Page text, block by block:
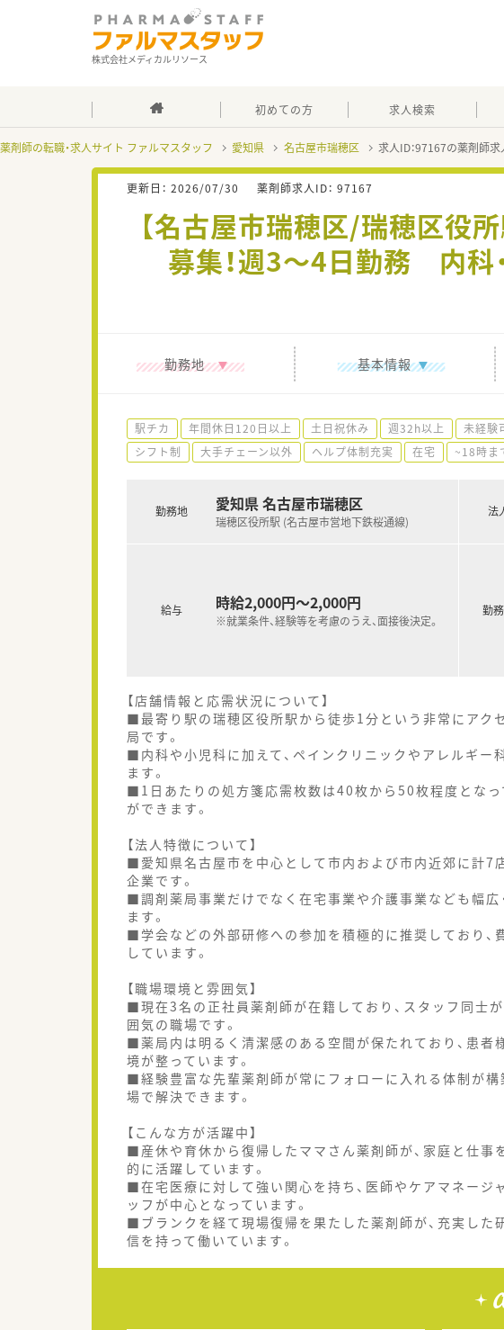
株式会社メディカルリソース
初めての方 求人検索
薬剤師の転職・求人サイト ファルマスタッフ 愛知県 名古屋市瑞穂区 求人ID：97167の薬剤師求
更新日： 2026/07/30 薬剤師求人ID： 97167
【名古屋市瑞穂区/瑞穂区役
募集！週3～4日勤務 内
勤務地 基本情報
駅チカ 年間休日120日以上 土日祝休み 週32h以上 未経験
シフト制
大手チェーン以外 ヘルプ体制充実 在宅 ~18時ま
勤務地 愛知県 名古屋市瑞穂区
瑞穂区役所駅 (名古屋市営地下鉄桜通線)
給与 時給2,000円～2,000円
※就業条件、経験等を考慮のうえ、面接後決定。
法
勤
【店舗情報と応需状況について】
■最寄り駅の瑞穂区役所駅から徒歩1分という非常にアク
局です。
■内科や小児科に加えて、ペインクリニックやアレルギー
ます。
■1日あたりの処方箋応需枚数は40枚から50枚程度となっ
ができます。
【法人特徴について】
■愛知県名古屋市を中心として市内および市内近郊に計7
企業です。
■調剤薬局事業だけでなく在宅事業や介護事業なども幅広
ます。
■学会などの外部研修への参加を積極的に推奨しており
しています。
【職場環境と雰囲気】
■現在3名の正社員薬剤師が在籍しており、スタッフ同士
囲気の職場です。
■薬局内は明るく清潔感のある空間が保たれており、患者
境が整っています。
■経験豊富な先輩薬剤師が常にフォローに入れる体制が構
場で解決できます。
【こんな方が活躍中】
■産休や育休から復帰したママさん薬剤師が、家庭と仕
的に活躍しています。
■在宅医療に対して強い関心を持ち、医師やケアマネージ
ッフが中心となっています。
■ブランクを経て現場復帰を果たした薬剤師が、充実した
信を持って働いています。